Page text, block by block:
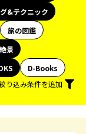
&テクニック
旅の図鑑
景
D-Books
り込み条件を追加